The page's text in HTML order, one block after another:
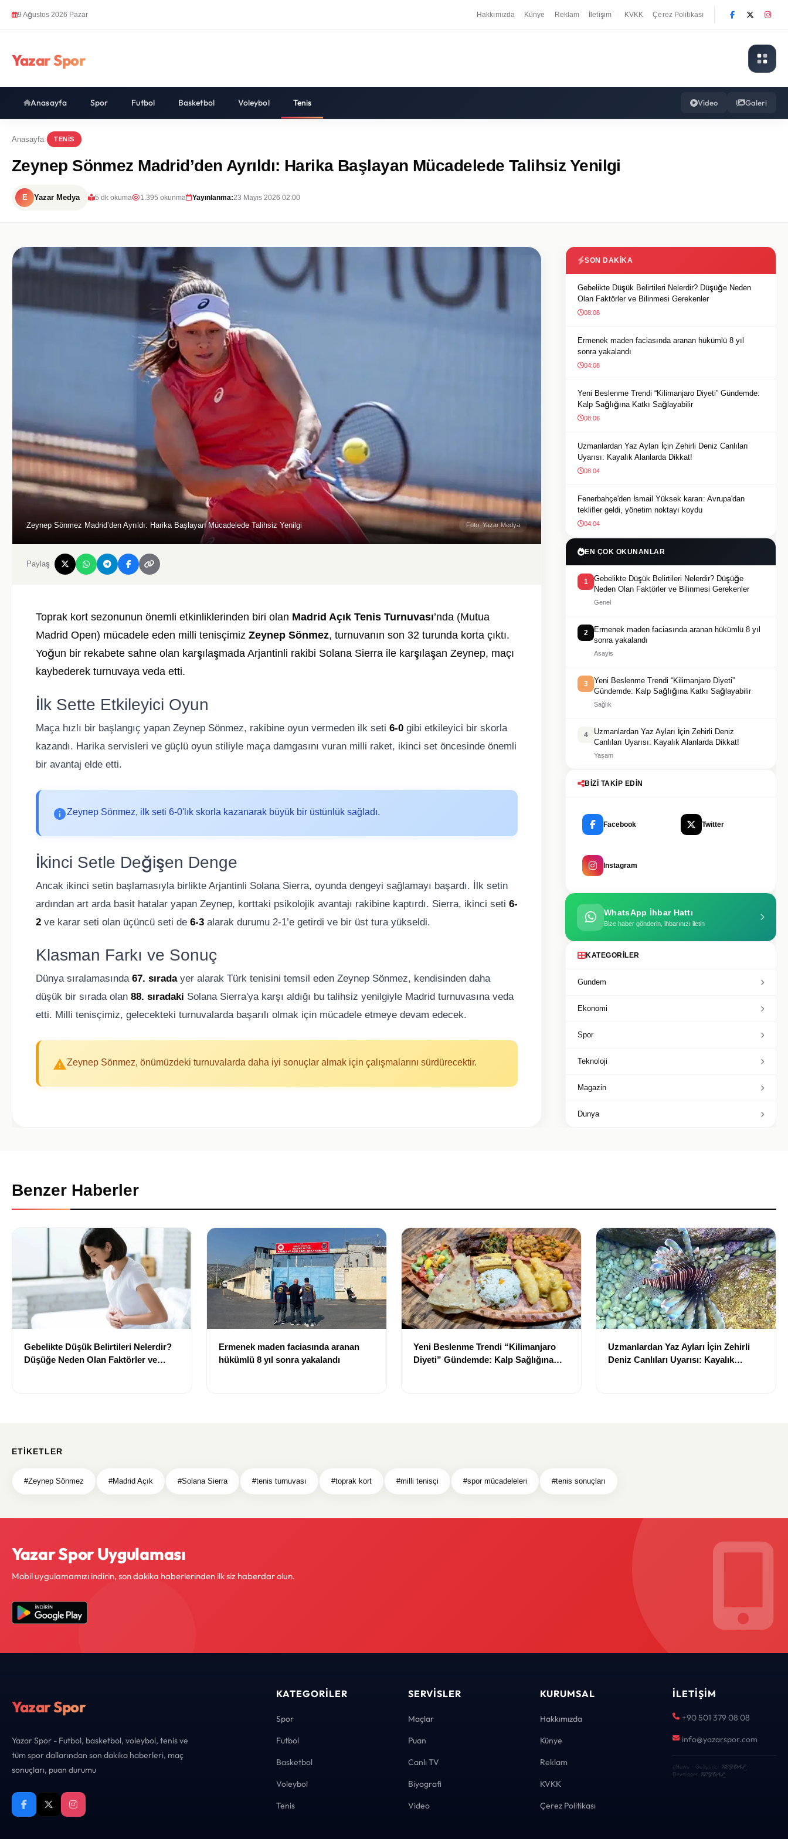
9 Ağustos 2026 Pazar Hakkımızda Künye Reklam İletişim KVKK Çerez Politikası
Yazar Spor
Anasayfa Spor Futbol Basketbol Voleybol Tenis Video Galeri
Anasayfa TENIS
Zeynep Sönmez Madrid’den Ayrıldı: Harika Başlayan Mücadelede Talihsiz Yenilgi
E Yazar Medya 5 dk okuma 1.395 okunma Yayınlanma:23 Mayıs 2026 02:00
Zeynep Sönmez Madrid’den Ayrıldı: Harika Başlayan Mücadelede Talihsiz Yenilgi Foto: Yazar Medya
Paylaş
Toprak kort sezonunun önemli etkinliklerinden biri olan Madrid Açık Tenis Turnuvası’nda (Mutua
Madrid Open) mücadele eden milli tenisçimiz Zeynep Sönmez, turnuvanın son 32 turunda korta çıktı.
Yoğun bir rekabete sahne olan karşılaşmada Arjantinli rakibi Solana Sierra ile karşılaşan Zeynep, maçı
kaybederek turnuvaya veda etti.
İlk Sette Etkileyici Oyun
Maça hızlı bir başlangıç yapan Zeynep Sönmez, rakibine oyun vermeden ilk seti 6-0 gibi etkileyici bir skorla
kazandı. Harika servisleri ve güçlü oyun stiliyle maça damgasını vuran milli raket, ikinci set öncesinde önemli
bir avantaj elde etti.
Zeynep Sönmez, ilk seti 6-0'lık skorla kazanarak büyük bir üstünlük sağladı.
İkinci Setle Değişen Denge
Ancak ikinci setin başlamasıyla birlikte Arjantinli Solana Sierra, oyunda dengeyi sağlamayı başardı. İlk setin
ardından art arda basit hatalar yapan Zeynep, korttaki psikolojik avantajı rakibine kaptırdı. Sierra, ikinci seti 6-
2 ve karar seti olan üçüncü seti de 6-3 alarak durumu 2-1’e getirdi ve bir üst tura yükseldi.
Klasman Farkı ve Sonuç
Dünya sıralamasında 67. sıradayer alarak Türk tenisini temsil eden Zeynep Sönmez, kendisinden daha
düşük bir sırada olan 88. sıradaki Solana Sierra'ya karşı aldığı bu talihsiz yenilgiyle Madrid turnuvasına veda
etti. Milli tenisçimiz, gelecekteki turnuvalarda başarılı olmak için mücadele etmeye devam edecek.
Zeynep Sönmez, önümüzdeki turnuvalarda daha iyi sonuçlar almak için çalışmalarını sürdürecektir.
SON DAKIKA
Gebelikte Düşük Belirtileri Nelerdir? Düşüğe Neden
Olan Faktörler ve Bilinmesi Gerekenler
08:08
Ermenek maden faciasında aranan hükümlü 8 yıl
sonra yakalandı
04:08
Yeni Beslenme Trendi “Kilimanjaro Diyeti” Gündemde:
Kalp Sağlığına Katkı Sağlayabilir
08:06
Uzmanlardan Yaz Ayları İçin Zehirli Deniz Canlıları
Uyarısı: Kayalık Alanlarda Dikkat!
08:04
Fenerbahçe'den İsmail Yüksek kararı: Avrupa'dan
teklifler geldi, yönetim noktayı koydu
04:04
EN ÇOK OKUNANLAR
1
Gebelikte Düşük Belirtileri Nelerdir? Düşüğe
Neden Olan Faktörler ve Bilinmesi Gerekenler
Genel
2
Ermenek maden faciasında aranan hükümlü 8 yıl
sonra yakalandı
Asayis
3
Yeni Beslenme Trendi “Kilimanjaro Diyeti”
Gündemde: Kalp Sağlığına Katkı Sağlayabilir
Sağlık
4
Uzmanlardan Yaz Ayları İçin Zehirli Deniz
Canlıları Uyarısı: Kayalık Alanlarda Dikkat!
Yaşam
BIZI TAKIP EDIN
Facebook Twitter
Instagram
WhatsApp İhbar Hattı
Bize haber gönderin, ihbarınızı iletin
KATEGORILER
Gundem
Ekonomi
Spor
Teknoloji
Magazin
Dunya
Benzer Haberler
Gebelikte Düşük Belirtileri Nelerdir?
Düşüğe Neden Olan Faktörler ve
Ermenek maden faciasında aranan
hükümlü 8 yıl sonra yakalandı
Yeni Beslenme Trendi “Kilimanjaro
Diyeti” Gündemde: Kalp Sağlığına
Uzmanlardan Yaz Ayları İçin Zehirli
Deniz Canlıları Uyarısı: Kayalık
ETIKETLER
#Zeynep Sönmez #Madrid Açık #Solana Sierra #tenis turnuvası #toprak kort #milli tenisçi #spor mücadeleleri #tenis sonuçları
Yazar Spor Uygulaması
Mobil uygulamamızı indirin, son dakika haberlerinden ilk siz haberdar olun.
Yazar Spor
Yazar Spor - Futbol, basketbol, voleybol, tenis ve
tüm spor dallarından son dakika haberleri, maç
sonuçları, puan durumu
KATEGORILER
Spor
Futbol
Basketbol
Voleybol
Tenis
SERVISLER
Maçlar
Puan
Canlı TV
Biyografi
Video
KURUMSAL
Hakkımızda
Künye
Reklam
KVKK
Çerez Politikası
İLETIŞIM
+90 501 379 08 08
info@yazarspor.com
eNews · Geliştirici KEYDAL·
Developer KEYDAL